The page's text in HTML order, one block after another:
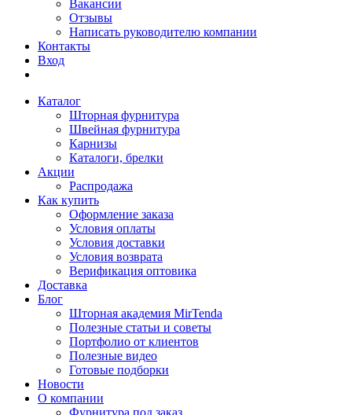
Вакансии
Отзывы
Написать руководителю компании
Контакты
Вход
Каталог
Шторная фурнитура
Швейная фурнитура
Карнизы
Каталоги, брелки
Акции
Распродажа
Как купить
Оформление заказа
Условия оплаты
Условия доставки
Условия возврата
Верификация оптовика
Доставка
Блог
Шторная академия MirTenda
Полезные статьи и советы
Портфолио от клиентов
Полезные видео
Готовые подборки
Новости
О компании
Фурнитура под заказ